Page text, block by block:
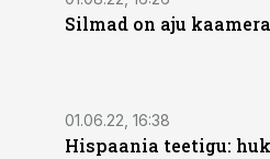
Silmad on aju
01.06.22, 16:38
Hispaania teetigu: